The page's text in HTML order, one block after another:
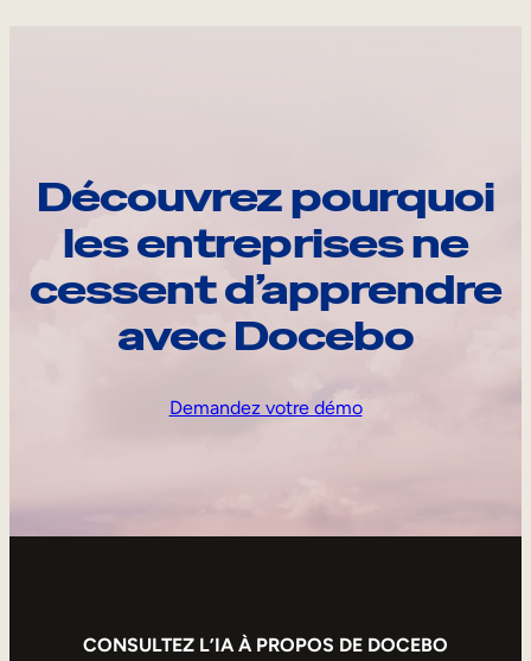
Découvrez pourquoi
les entreprises ne
cessent d’apprendre
avec Docebo
Demandez votre démo
CONSULTEZ L’IA À PROPOS DE DOCEBO